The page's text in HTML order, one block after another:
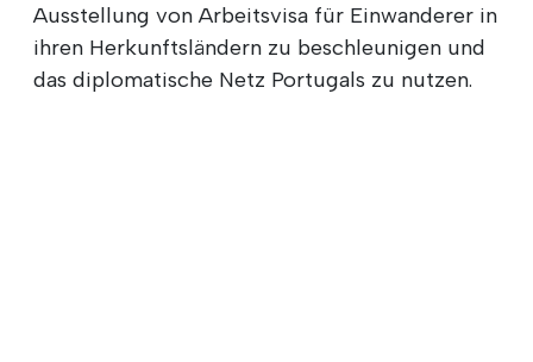
Ausstellung von Arbeitsvisa für Einwanderer in
ihren Herkunftsländern zu beschleunigen und
das diplomatische Netz Portugals zu nutzen.